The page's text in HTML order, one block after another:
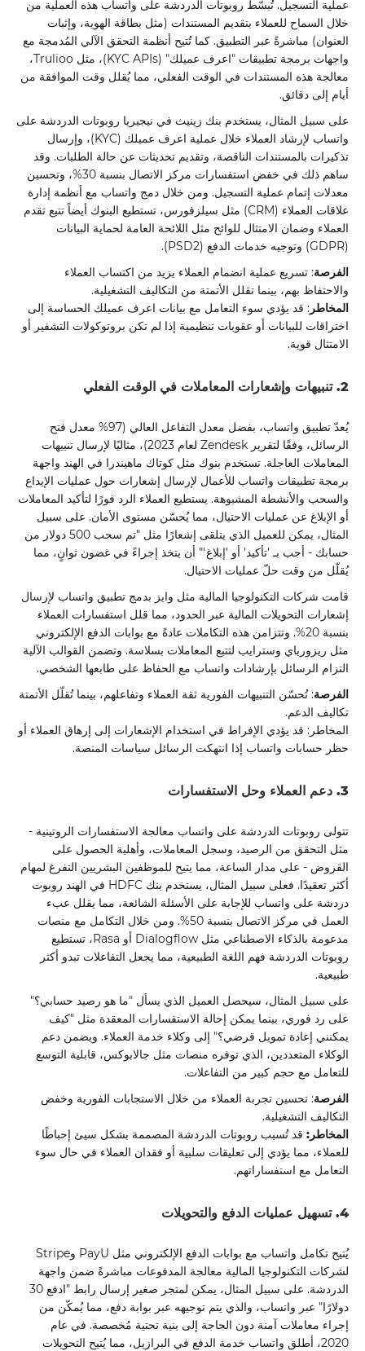
عملية التسجيل. تُبسّط روبوتات الدردشة على واتساب هذه العملية من
خلال السماح للعملاء بتقديم المستندات (مثل بطاقة الهوية، وإثبات
العنوان) مباشرةً عبر التطبيق. كما تُتيح أنظمة التحقق الآلي المُدمجة مع
واجهات برمجة تطبيقات "اعرف عميلك" (KYC APIs)، مثل Trulioo،
معالجة هذه المستندات في الوقت الفعلي، مما يُقلل وقت الموافقة من
أيام إلى دقائق.
على سبيل المثال، يستخدم بنك زينيث في نيجيريا روبوتات الدردشة على
واتساب لإرشاد العملاء خلال عملية اعرف عميلك (KYC)، وإرسال
تذكيرات بالمستندات الناقصة، وتقديم تحديثات عن حالة الطلبات. وقد
ساهم ذلك في خفض استفسارات مركز الاتصال بنسبة 30%، وتحسين
معدلات إتمام عملية التسجيل. ومن خلال دمج واتساب مع أنظمة إدارة
علاقات العملاء (CRM) مثل سيلزفورس، تستطيع البنوك أيضاً تتبع تقدم
العملاء وضمان الامتثال للوائح مثل اللائحة العامة لحماية البيانات
(GDPR) وتوجيه خدمات الدفع (PSD2).
الفرصة: تسريع عملية انضمام العملاء يزيد من اكتساب العملاء
والاحتفاظ بهم، بينما تقلل الأتمتة من التكاليف التشغيلية.
المخاطر : قد يؤدي سوء التعامل مع بيانات اعرف عميلك الحساسة إلى
اختراقات للبيانات أو عقوبات تنظيمية إذا لم تكن بروتوكولات التشفير أو
الامتثال قوية.
2. تنبيهات وإشعارات المعاملات في الوقت الفعلي
يُعدّ تطبيق واتساب، بفضل معدل التفاعل العالي (97% معدل فتح
الرسائل، وفقًا لتقرير Zendesk لعام 2023)، مثاليًا لإرسال تنبيهات
المعاملات العاجلة. تستخدم بنوك مثل كوتاك ماهيندرا في الهند واجهة
برمجة تطبيقات واتساب للأعمال لإرسال إشعارات حول عمليات الإيداع
والسحب والأنشطة المشبوهة. يستطيع العملاء الرد فورًا لتأكيد المعاملات
أو الإبلاغ عن عمليات الاحتيال، مما يُحسّن مستوى الأمان. على سبيل
المثال، يمكن للعميل الذي يتلقى إشعارًا مثل "تم سحب 500 دولار من
حسابك - أجب بـ 'تأكيد' أو 'إبلاغ'" أن يتخذ إجراءً في غضون ثوانٍ، مما
يُقلّل من وقت حلّ عمليات الاحتيال.
قامت شركات التكنولوجيا المالية مثل وايز بدمج تطبيق واتساب لإرسال
إشعارات التحويلات المالية عبر الحدود، مما قلل استفسارات العملاء
بنسبة 20%. وتتزامن هذه التكاملات عادةً مع بوابات الدفع الإلكتروني
مثل ريزورباي وسترايب لتتبع المعاملات بسلاسة. وتضمن القوالب الآلية
التزام الرسائل بإرشادات واتساب مع الحفاظ على طابعها الشخصي.
الفرصة: تُحسّن التنبيهات الفورية ثقة العملاء وتفاعلهم، بينما تُقلّل الأتمتة
تكاليف الدعم.
المخاطر: قد يؤدي الإفراط في استخدام الإشعارات إلى إرهاق العملاء أو
حظر حسابات واتساب إذا انتهكت الرسائل سياسات المنصة.
3. دعم العملاء وحل الاستفسارات
تتولى روبوتات الدردشة على واتساب معالجة الاستفسارات الروتينية -
مثل التحقق من الرصيد، وسجل المعاملات، وأهلية الحصول على
القروض - على مدار الساعة، مما يتيح للموظفين البشريين التفرغ لمهام
أكثر تعقيدًا. فعلى سبيل المثال، يستخدم بنك HDFC في الهند روبوت
دردشة على واتساب للإجابة على الأسئلة الشائعة، مما يقلل عبء
العمل في مركز الاتصال بنسبة 50%. ومن خلال التكامل مع منصات
مدعومة بالذكاء الاصطناعي مثل Dialogflow أو Rasa، تستطيع
روبوتات الدردشة فهم اللغة الطبيعية، مما يجعل التفاعلات تبدو أكثر
طبيعية.
على سبيل المثال، سيحصل العميل الذي يسأل "ما هو رصيد حسابي؟"
على رد فوري، بينما يمكن إحالة الاستفسارات المعقدة مثل "كيف
يمكنني إعادة تمويل قرضي؟" إلى وكلاء خدمة العملاء. ويضمن دعم
الوكلاء المتعددين، الذي توفره منصات مثل جالابوكس، قابلية التوسع
للتعامل مع حجم كبير من التفاعلات.
الفرصة: تحسين تجربة العملاء من خلال الاستجابات الفورية وخفض
التكاليف التشغيلية.
المخاطر: قد تُسبب روبوتات الدردشة المصممة بشكل سيئ إحباطًا
للعملاء، مما يؤدي إلى تعليقات سلبية أو فقدان العملاء في حال سوء
التعامل مع استفساراتهم.
4. تسهيل عمليات الدفع والتحويلات
يُتيح تكامل واتساب مع بوابات الدفع الإلكتروني مثل PayU وStripe
لشركات التكنولوجيا المالية معالجة المدفوعات مباشرةً ضمن واجهة
الدردشة. على سبيل المثال، يمكن لمتجر صغير إرسال رابط "ادفع 30
دولارًا" عبر واتساب، والذي يتم توجيهه عبر بوابة دفع، مما يُمكّن من
إجراء معاملات آمنة دون الحاجة إلى بنية تحتية مُخصصة. في عام
2020، أطلق واتساب خدمة الدفع في البرازيل، مما يُتيح التحويلات